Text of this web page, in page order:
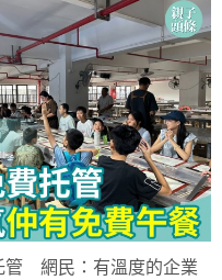
管 網民：有溫度的企業